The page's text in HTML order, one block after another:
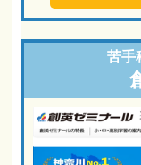
苦手